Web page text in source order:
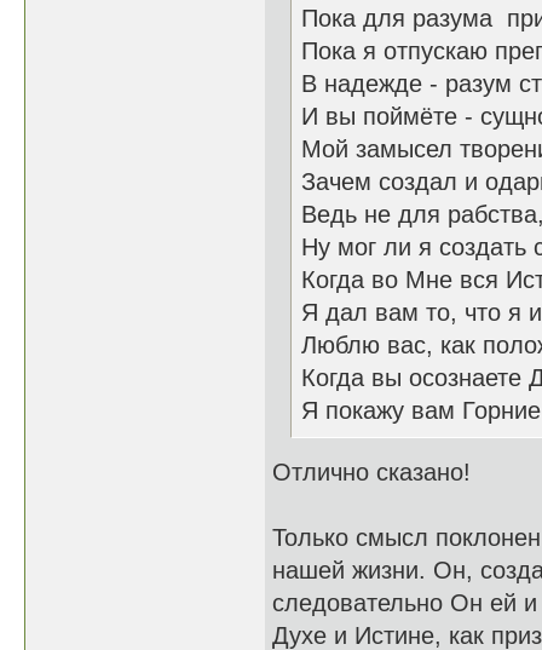
Пока для разума
Пока я отпускаю
В надежде - разум
И вы поймёте -
Мой замысел
Зачем создал и
Ведь не для
Ну мог ли я создать
Когда во Мне вся
Я дал вам то, что я
Люблю вас, как
Когда вы осознаете
Я покажу вам
Отлично сказано!
Только смысл
нашей жизни. Он,
следовательно Он ей
Духе и Истине, как